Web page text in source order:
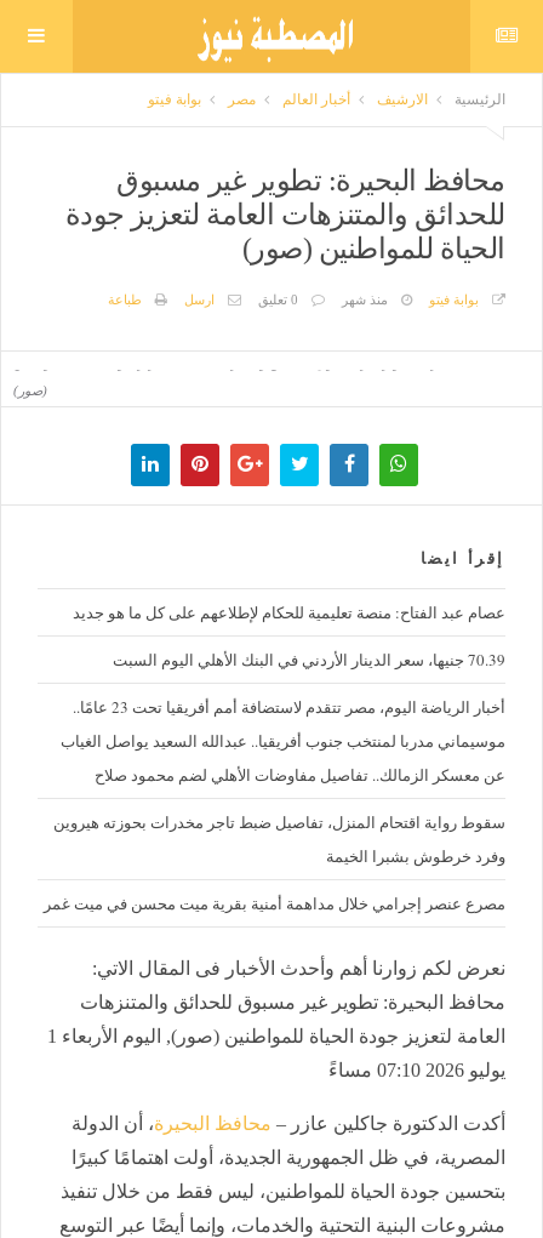
الرئيسية الارشيف أخبار العالم مصر بوابة فيتو
محافظ البحيرة: تطوير غير مسبوق
للحدائق والمتنزهات العامة لتعزيز جودة
الحياة للمواطنين (صور)
بوابة فيتو منذ شهر 0 تعليق ارسل طباعة
(صور)
إقرأ ايضا
عصام عبد الفتاح: منصة تعليمية للحكام لإطلاعهم على كل ما هو جديد
70.39 جنيها، سعر الدينار الأردني في البنك الأهلي اليوم السبت
أخبار الرياضة اليوم، مصر تتقدم لاستضافة أمم أفريقيا تحت 23 عامًا..
موسيماني مدربا لمنتخب جنوب أفريقيا.. عبدالله السعيد يواصل الغياب
عن معسكر الزمالك.. تفاصيل مفاوضات الأهلي لضم محمود صلاح
سقوط رواية اقتحام المنزل، تفاصيل ضبط تاجر مخدرات بحوزته هيروين
وفرد خرطوش بشبرا الخيمة
مصرع عنصر إجرامي خلال مداهمة أمنية بقرية ميت محسن في ميت غمر
نعرض لكم زوارنا أهم وأحدث الأخبار فى المقال الاتي:
محافظ البحيرة: تطوير غير مسبوق للحدائق والمتنزهات
العامة لتعزيز جودة الحياة للمواطنين (صور), اليوم الأربعاء 1
يوليو 2026 07:10 مساءً
أكدت الدكتورة جاكلين عازر – محافظ البحيرة، أن الدولة
المصرية، في ظل الجمهورية الجديدة، أولت اهتمامًا كبيرًا
بتحسين جودة الحياة للمواطنين، ليس فقط من خلال تنفيذ
مشروعات البنية التحتية والخدمات، وإنما أيضًا عبر التوسع